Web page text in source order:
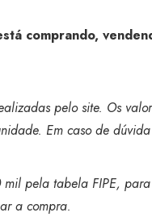
comprando,
pelo site. Os
Em caso de
pela tabela FIPE,
a compra.